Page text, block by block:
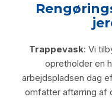
Trappevask: Vi
opretholder en
arbejdspladsen dag
omfatter aftørring af